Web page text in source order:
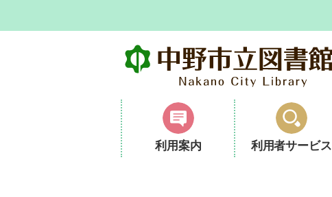
利用案内 利用者サービス